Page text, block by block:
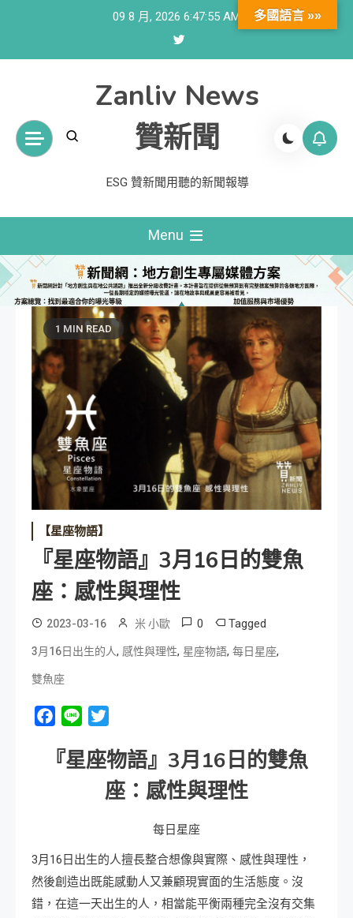
09 8 月, 2026 6:47:56 AM
Zanliv News
贊新聞
ESG 贊新聞用聽的新聞報導
Menu
1 MIN READ
【星座物語】
『星座物語』3月16日的雙魚
座：感性與理性
2023-03-16 米 小歐 0 Tagged
3月16日出生的人, 感性與理性, 星座物語, 每日星座,
雙魚座
Facebook
Line
『星座物語』 3月16 日的雙魚
座：感性與理性
每日星座
3月16日出生的人擅長整合想像與實際、感性與理性，
然後創造出既能感動人又兼顧現實面的生活態度。沒
錯，在這一天出生的人，相當能平衡兩種完全沒有交集
多國語言 »»